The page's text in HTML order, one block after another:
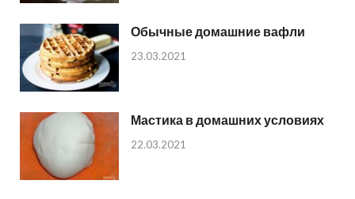
Обычные домашние вафли
23.03.2021
Мастика в домашних условиях
22.03.2021